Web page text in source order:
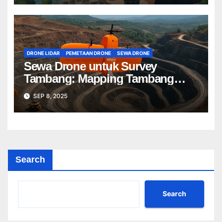
DRONE LIDAR PEMETAAN DRONE SEWA DRONE
Sewa Drone untuk Survey
Tambang: Mapping Tambang
Profesional Lebih Cepat & Akurat
SEP 8, 2025
Search
Search